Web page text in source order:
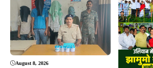
August 8, 2026